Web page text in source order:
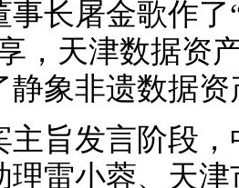
事长屠金歌作
，天津数据资
静象非遗数据
发言阶段，
理雷小蓉、天